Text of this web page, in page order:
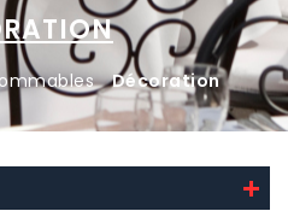
Décoration